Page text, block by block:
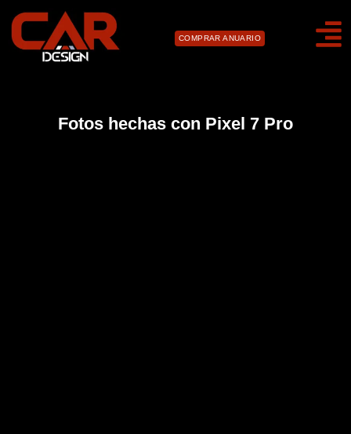
COMPRAR ANUARIO
Fotos hechas con Pixel 7 Pro